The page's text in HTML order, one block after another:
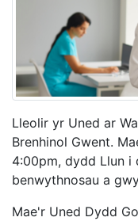
Lleolir yr Uned ar
Brenhinol Gwent.
4:00pm, dydd Llun i
benwythnosau a
Mae'r Uned Dydd